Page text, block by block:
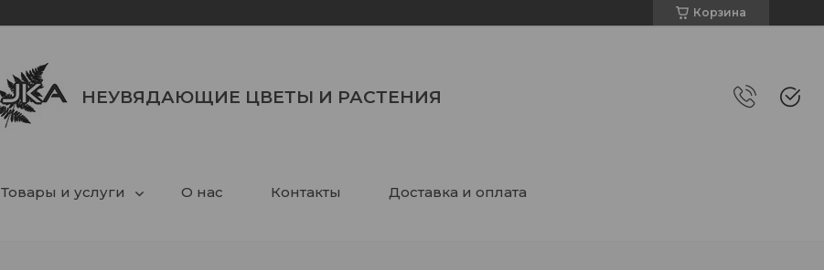
Корзина
НЕУВЯДАЮЩИЕ ЦВЕТЫ И РАСТЕНИЯ
Товары и услуги О нас Контакты Доставка и оплата